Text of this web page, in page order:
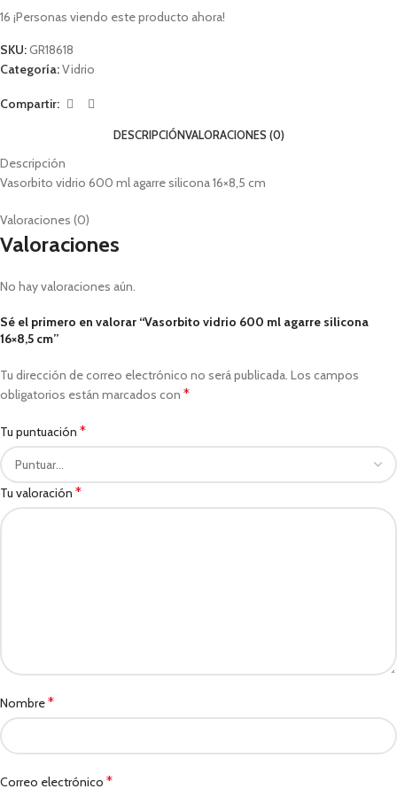
16 ¡Personas viendo este producto ahora!
SKU:GR18618
Categoría:Vidrio
Compartir:
DESCRIPCIÓNVALORACIONES (0)
Descripción
Vasorbito vidrio 600 ml agarre silicona 16×8,5 cm
Valoraciones (0)
Valoraciones
No hay valoraciones aún.
Sé el primero en valorar “Vasorbito vidrio 600 ml agarre silicona
16×8,5 cm”
Tu dirección de correo electrónico no será publicada. Los campos
obligatorios están marcados con *
Tu puntuación *
Tu valoración *
Nombre*
Correo electrónico *